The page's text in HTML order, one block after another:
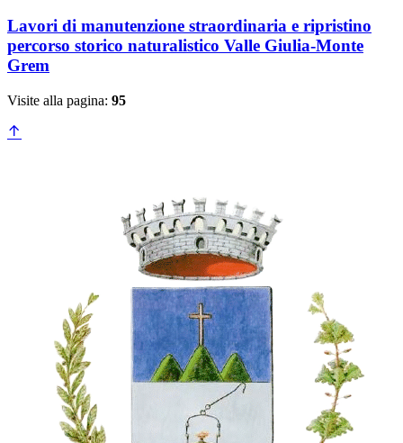
Lavori di manutenzione straordinaria e ripristino
percorso storico naturalistico Valle Giulia-Monte
Grem
Visite alla pagina: 95